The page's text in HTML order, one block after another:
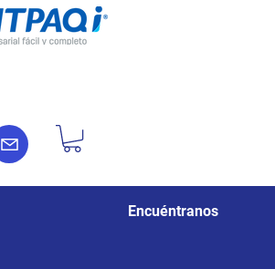
Encuéntranos